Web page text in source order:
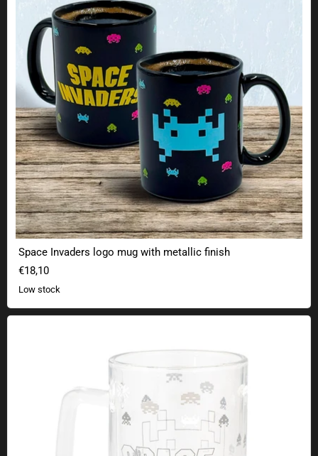
Space Invaders logo mug with metallic finish
€18,10
Low stock